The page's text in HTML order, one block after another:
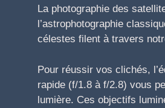
La photographie des
l’astrophotographie
célestes filent à travers
Pour réussir vos clichés,
rapide (f/1.8 à f/2.8) vous
lumière. Ces objectifs